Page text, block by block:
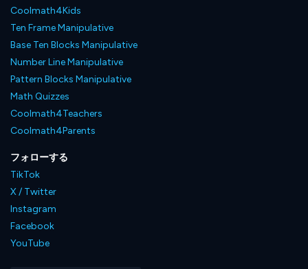
Coolmath4Kids
Ten Frame Manipulative
Base Ten Blocks Manipulative
Number Line Manipulative
Pattern Blocks Manipulative
Math Quizzes
Coolmath4Teachers
Coolmath4Parents
フォローする
TikTok
X / Twitter
Instagram
Facebook
YouTube